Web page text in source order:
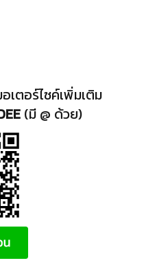
เตอร์ไซค์เพิ่มเติม
(มี @ ด้วย)